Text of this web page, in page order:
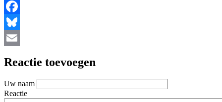
Share
Facebook
Bluesky
Reactie toevoegen
Uw naam
Reactie